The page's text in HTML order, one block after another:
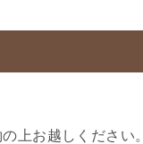
上お越しください。